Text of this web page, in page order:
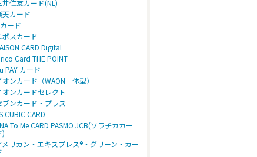
井住友カード(NL)
天カード
ード
ポスカード
CARD Digital
Card THE POINT
PAY カード
オンカード（WAON一体型）
オンカードセレクト
ブンカード・プラス
CUBIC CARD
To Me CARD PASMO JCB(ソラチカカー
)
メリカン・エキスプレス®・グリーン・カー